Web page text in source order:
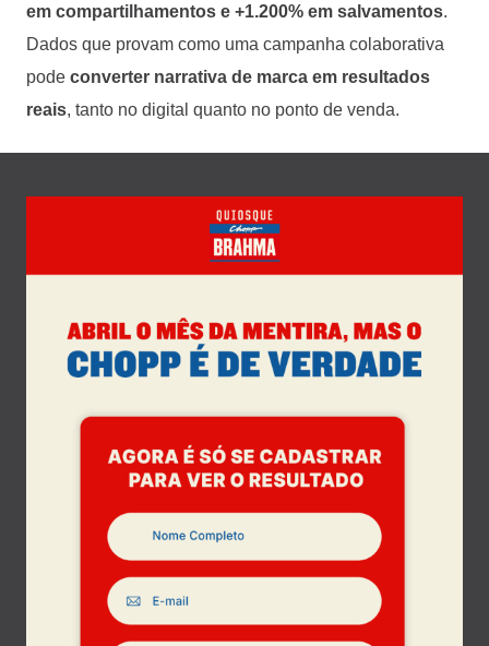
em compartilhamentos e +1.200% em salvamentos.
Dados que provam como uma campanha colaborativa
pode converter narrativa de marca em resultados
reais, tanto no digital quanto no ponto de venda.